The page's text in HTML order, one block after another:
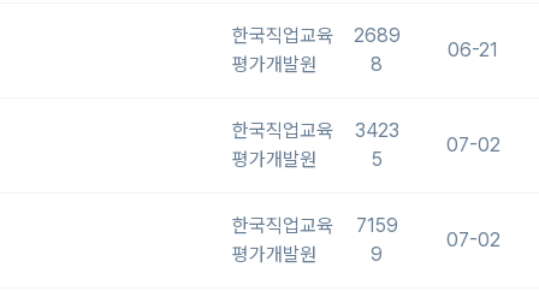
한국직업교육
평가개발원
2689
8
06-21
한국직업교육
평가개발원
3423
5
07-02
한국직업교육
평가개발원
7159
9
07-02